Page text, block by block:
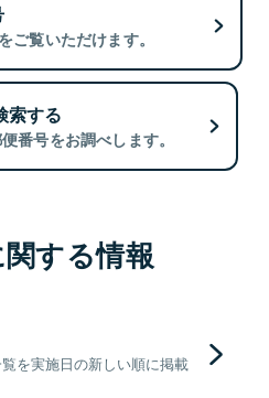
ご覧いただけます。
索する
番号をお調べします。
する情報
を実施日の新しい順に掲載